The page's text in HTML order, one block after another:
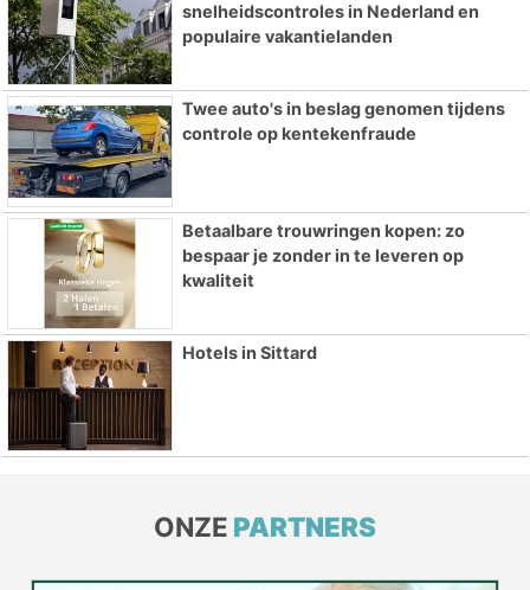
snelheidscontroles in Nederland en
populaire vakantielanden
Twee auto's in beslag genomen tijdens
controle op kentekenfraude
Betaalbare trouwringen kopen: zo
bespaar je zonder in te leveren op
kwaliteit
Hotels in Sittard
ONZE PARTNERS